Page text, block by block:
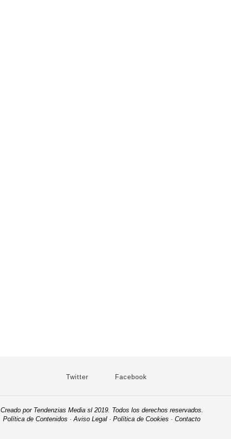
Twitter Facebook
Creado por Tendenzias Media sl 2019. Todos los derechos reservados.
Política de Contenidos · Aviso Legal · Política de Cookies · Contacto